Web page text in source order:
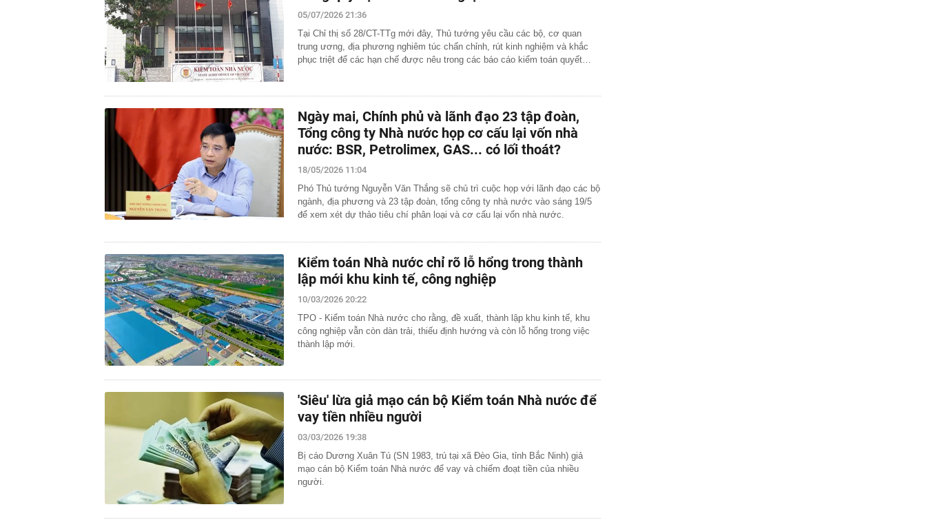
05/07/2026 21:36
Tại Chỉ thị số 28/CT-TTg mới đây, Thủ tướng yêu cầu các bộ, cơ quan
trung ương, địa phương nghiêm túc chấn chỉnh, rút kinh nghiệm và khắc
phục triệt để các hạn chế được nêu trong các báo cáo kiểm toán quyết…
Ngày mai, Chính phủ và lãnh đạo 23 tập đoàn,
Tổng công ty Nhà nước họp cơ cấu lại vốn nhà
nước: BSR, Petrolimex, GAS... có lối thoát?
18/05/2026 11:04
Phó Thủ tướng Nguyễn Văn Thắng sẽ chủ trì cuộc họp với lãnh đạo các bộ
ngành, địa phương và 23 tập đoàn, tổng công ty nhà nước vào sáng 19/5
để xem xét dự thảo tiêu chí phân loại và cơ cấu lại vốn nhà nước.
Kiểm toán Nhà nước chỉ rõ lỗ hổng trong thành
lập mới khu kinh tế, công nghiệp
10/03/2026 20:22
TPO - Kiểm toán Nhà nước cho rằng, đề xuất, thành lập khu kinh tế, khu
công nghiệp vẫn còn dàn trải, thiếu định hướng và còn lỗ hổng trong việc
thành lập mới.
'Siêu' lừa giả mạo cán bộ Kiểm toán Nhà nước để
vay tiền nhiều người
03/03/2026 19:38
Bị cáo Dương Xuân Tú (SN 1983, trú tại xã Đèo Gia, tỉnh Bắc Ninh) giả
mạo cán bộ Kiểm toán Nhà nước để vay và chiếm đoạt tiền của nhiều
người.